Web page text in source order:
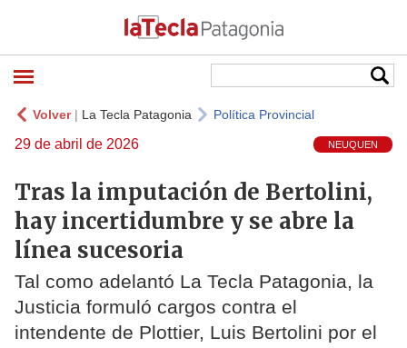
Volver| La Tecla Patagonia Política Provincial
29 de abril de 2026 NEUQUEN
Tras la imputación de Bertolini,
hay incertidumbre y se abre la
línea sucesoria
Tal como adelantó La Tecla Patagonia, la
Justicia formuló cargos contra el
intendente de Plottier, Luis Bertolini por el